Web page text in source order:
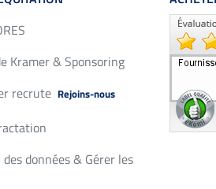
Kramer & Sponsoring
recrute Rejoins-nous
données & Gérer les